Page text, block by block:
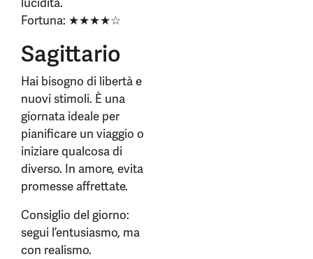
Fortuna: ★★★★☆
Sagittario
Hai bisogno di libertà e
nuovi stimoli. È una
giornata ideale per
pianificare un viaggio o
iniziare qualcosa di
diverso. In amore, evita
promesse affrettate.
Consiglio del giorno:
segui l’entusiasmo, ma
con realismo.